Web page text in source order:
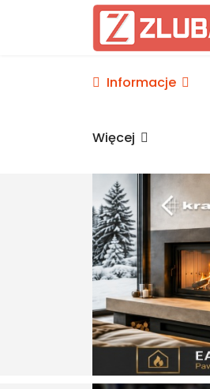
Informacje
Informacje
Więcej